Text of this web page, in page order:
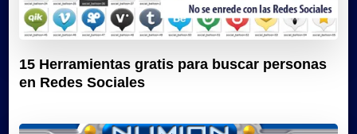
15 Herramientas gratis para buscar personas
en Redes Sociales